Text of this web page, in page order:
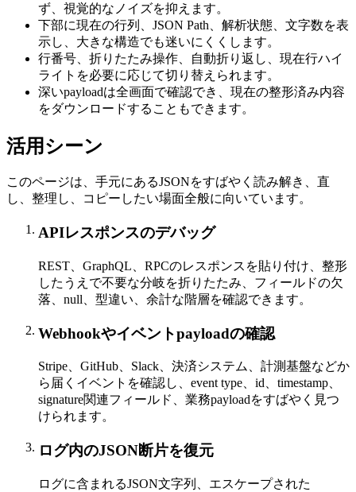
ず、視覚的なノイズを抑えます。
下部に現在の行列、JSON Path、解析状態、文字数を表
示し、大きな構造でも迷いにくくします。
行番号、折りたたみ操作、自動折り返し、現在行ハイ
ライトを必要に応じて切り替えられます。
深いpayloadは全画面で確認でき、現在の整形済み内容
をダウンロードすることもできます。
活用シーン
このページは、手元にあるJSONをすばやく読み解き、直
し、整理し、コピーしたい場面全般に向いています。
APIレスポンスのデバッグ
REST、GraphQL、RPCのレスポンスを貼り付け、整形
したうえで不要な分岐を折りたたみ、フィールドの欠
落、null、型違い、余計な階層を確認できます。
Webhookやイベントpayloadの確認
Stripe、GitHub、Slack、決済システム、計測基盤などか
ら届くイベントを確認し、event type、id、timestamp、
signature関連フィールド、業務payloadをすばやく見つ
けられます。
ログ内のJSON断片を復元
ログに含まれるJSON文字列、エスケープされた